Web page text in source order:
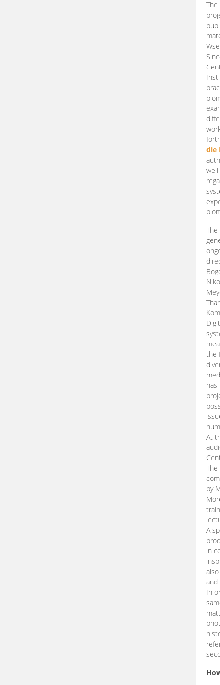
die
well
The
the
has
At
The
by
A
in
and
In